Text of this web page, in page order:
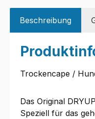
Beschreibung
Trockencape /
Das Original
Speziell für das